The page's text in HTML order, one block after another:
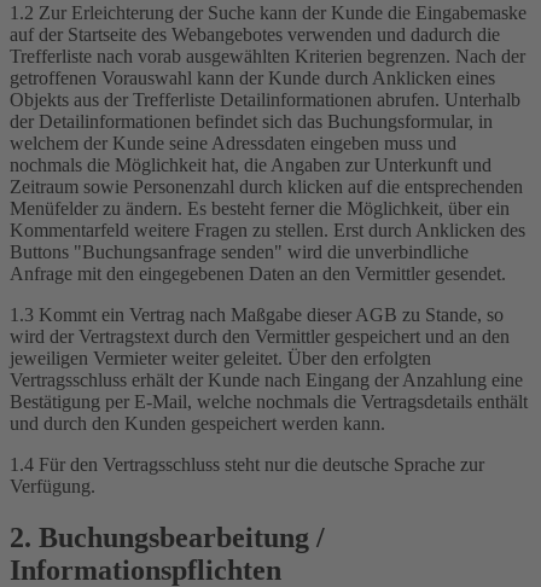
1.2 Zur Erleichterung der Suche kann der Kunde die Eingabemaske
auf der Startseite des Webangebotes verwenden und dadurch die
Trefferliste nach vorab ausgewählten Kriterien begrenzen. Nach der
getroffenen Vorauswahl kann der Kunde durch Anklicken eines
Objekts aus der Trefferliste Detailinformationen abrufen. Unterhalb
der Detailinformationen befindet sich das Buchungsformular, in
welchem der Kunde seine Adressdaten eingeben muss und
nochmals die Möglichkeit hat, die Angaben zur Unterkunft und
Zeitraum sowie Personenzahl durch klicken auf die entsprechenden
Menüfelder zu ändern. Es besteht ferner die Möglichkeit, über ein
Kommentarfeld weitere Fragen zu stellen. Erst durch Anklicken des
Buttons "Buchungsanfrage senden" wird die unverbindliche
Anfrage mit den eingegebenen Daten an den Vermittler gesendet.
1.3 Kommt ein Vertrag nach Maßgabe dieser AGB zu Stande, so
wird der Vertragstext durch den Vermittler gespeichert und an den
jeweiligen Vermieter weiter geleitet. Über den erfolgten
Vertragsschluss erhält der Kunde nach Eingang der Anzahlung eine
Bestätigung per E-Mail, welche nochmals die Vertragsdetails enthält
und durch den Kunden gespeichert werden kann.
1.4 Für den Vertragsschluss steht nur die deutsche Sprache zur
Verfügung.
2. Buchungsbearbeitung /
Informationspflichten